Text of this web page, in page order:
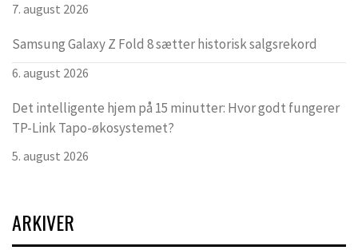
7. august 2026
Samsung Galaxy Z Fold 8 sætter historisk salgsrekord
6. august 2026
Det intelligente hjem på 15 minutter: Hvor godt fungerer
TP-Link Tapo-økosystemet?
5. august 2026
ARKIVER